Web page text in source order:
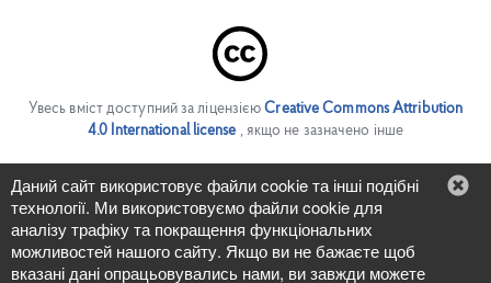
Увесь вміст доступний за ліцензієюCreative Commons Attribution
4.0 International license , якщо не зазначено інше
Людям із порушенням зору
In English
Даний сайт використовує файли cookie та інші подібні
технології. Ми використовуємо файли cookie для
аналізу трафіку та покращення функціональних
можливостей нашого сайту. Якщо ви не бажаєте щоб
вказані дані опрацьовувались нами, ви завжди можете